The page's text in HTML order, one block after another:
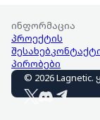
ინფორმაცია
პროექტის
შესახებ
პირობები
© 2026Lagnetic.